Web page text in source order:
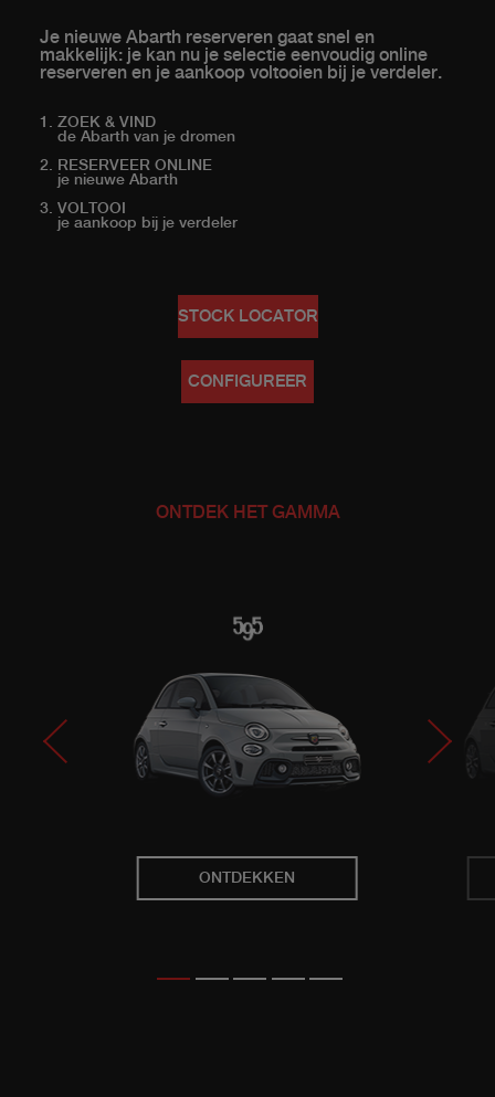
Je nieuwe Abarth reserveren gaat snel en
makkelijk: je kan nu je selectie eenvoudig online
reserveren en je aankoop voltooien bij je verdeler.
ZOEK & VIND
de Abarth van je dromen
RESERVEER ONLINE
je nieuwe Abarth
VOLTOOI
je aankoop bij je verdeler
STOCK LOCATOR
CONFIGUREER
ONTDEK HET GAMMA
ONTDEKKEN